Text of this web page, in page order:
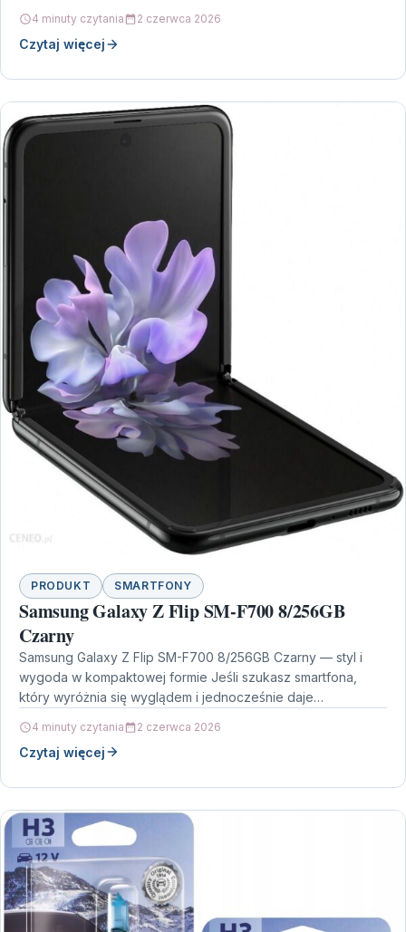
4 minuty czytania 2 czerwca 2026
Czytaj więcej
PRODUKT SMARTFONY
Samsung Galaxy Z Flip SM-F700 8/256GB
Czarny
Samsung Galaxy Z Flip SM-F700 8/256GB Czarny — styl i
wygoda w kompaktowej formie Jeśli szukasz smartfona,
który wyróżnia się wyglądem i jednocześnie daje…
4 minuty czytania 2 czerwca 2026
Czytaj więcej